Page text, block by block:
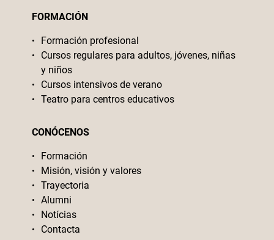
FORMACIÓN
Formación profesional
Cursos regulares para adultos, jóvenes, niñas
y niños
Cursos intensivos de verano
Teatro para centros educativos
CONÓCENOS
Formación
Misión, visión y valores
Trayectoria
Alumni
Notícias
Contacta